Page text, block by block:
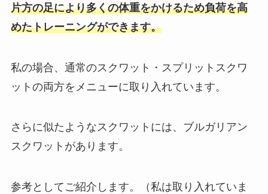
片方の足により多くの体重をかけるため負荷を高
めたトレーニングができます。
私の場合、通常のスクワット・スプリットスクワ
ットの両方をメニューに取り入れています。
さらに似たようなスクワットには、ブルガリアン
スクワットがあります。
参考としてご紹介します。（私は取り入れていま